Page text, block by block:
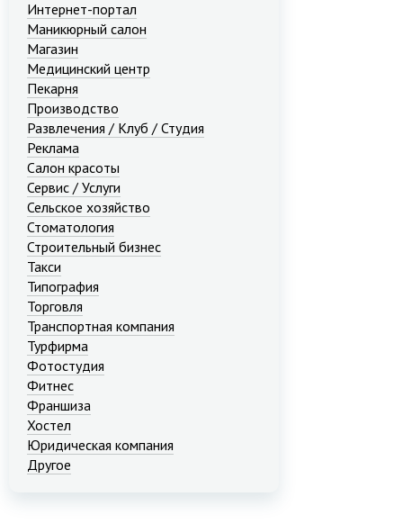
Интернет-портал
Маникюрный салон
Магазин
Медицинский центр
Пекарня
Производство
Развлечения / Клуб / Студия
Реклама
Салон красоты
Сервис / Услуги
Сельское хозяйство
Стоматология
Строительный бизнес
Такси
Типография
Торговля
Транспортная компания
Турфирма
Фотостудия
Фитнес
Франшиза
Хостел
Юридическая компания
Другое